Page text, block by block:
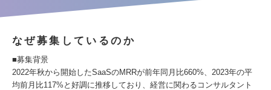
なぜ募集しているのか
■募集背景
2022年秋から開始したSaaSのMRRが前年同月比660%、2023年の平
均前月比117%と好調に推移しており、経営に関わるコンサルタント